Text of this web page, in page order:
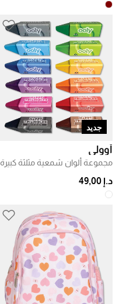
جديد
أوولي
مجموعة ألوان شمعية مثلثة كبيرة
د.إ 49,00